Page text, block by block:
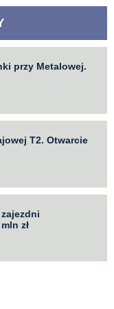
przy Metalowej.
T2. Otwarcie
zł